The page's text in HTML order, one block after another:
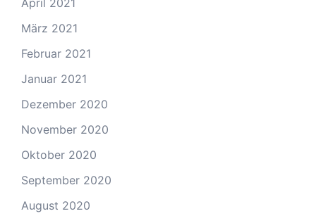
April 2021
März 2021
Februar 2021
Januar 2021
Dezember 2020
November 2020
Oktober 2020
September 2020
August 2020